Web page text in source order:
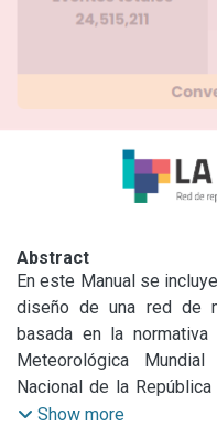
Abstract
En este Manual se
diseño de una red de
basada en la normativa
Meteorológica
Nacional de la
los sensores básicos
Show more